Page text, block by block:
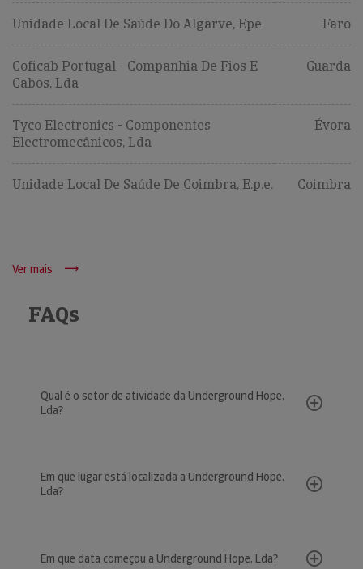
Unidade Local De Saúde Do Algarve, Epe Faro
Coficab Portugal - Companhia De Fios E
Cabos, Lda
Guarda
Tyco Electronics - Componentes
Electromecânicos, Lda
Évora
Unidade Local De Saúde De Coimbra, E.p.e. Coimbra
Ver mais
FAQs
Qual é o setor de atividade da Underground Hope,
Lda?
Em que lugar está localizada a Underground Hope,
Lda?
Em que data começou a Underground Hope, Lda?